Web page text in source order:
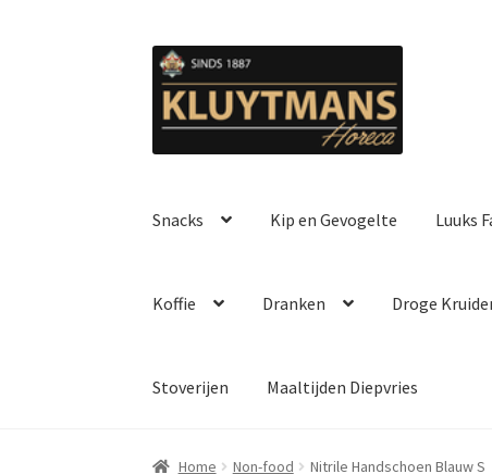
Ga
door
naar
Ga
naar
de
Snacks Kip en Gevogelte Luuks
Koffie Dranken Droge
Stoverijen Maaltijden Diepvries
Home Non-food Nitrile Handschoen Blauw S